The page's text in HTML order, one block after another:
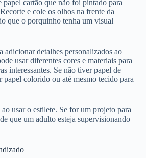
cartão que não foi pintado para
e cole os olhos na frente da
que o porquinho tenha um visual
adicionar detalhes personalizados ao
usar diferentes cores e materiais para
interessantes. Se não tiver papel de
papel colorido ou até mesmo tecido para
usar o estilete. Se for um projeto para
que um adulto esteja supervisionando